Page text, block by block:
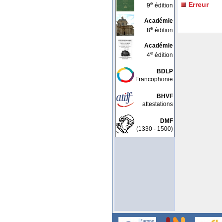
9e édition
Académie
8e édition
Académie
4e édition
BDLP
Francophonie
BHVF
attestations
DMF
(1330 - 1500)
Erreur